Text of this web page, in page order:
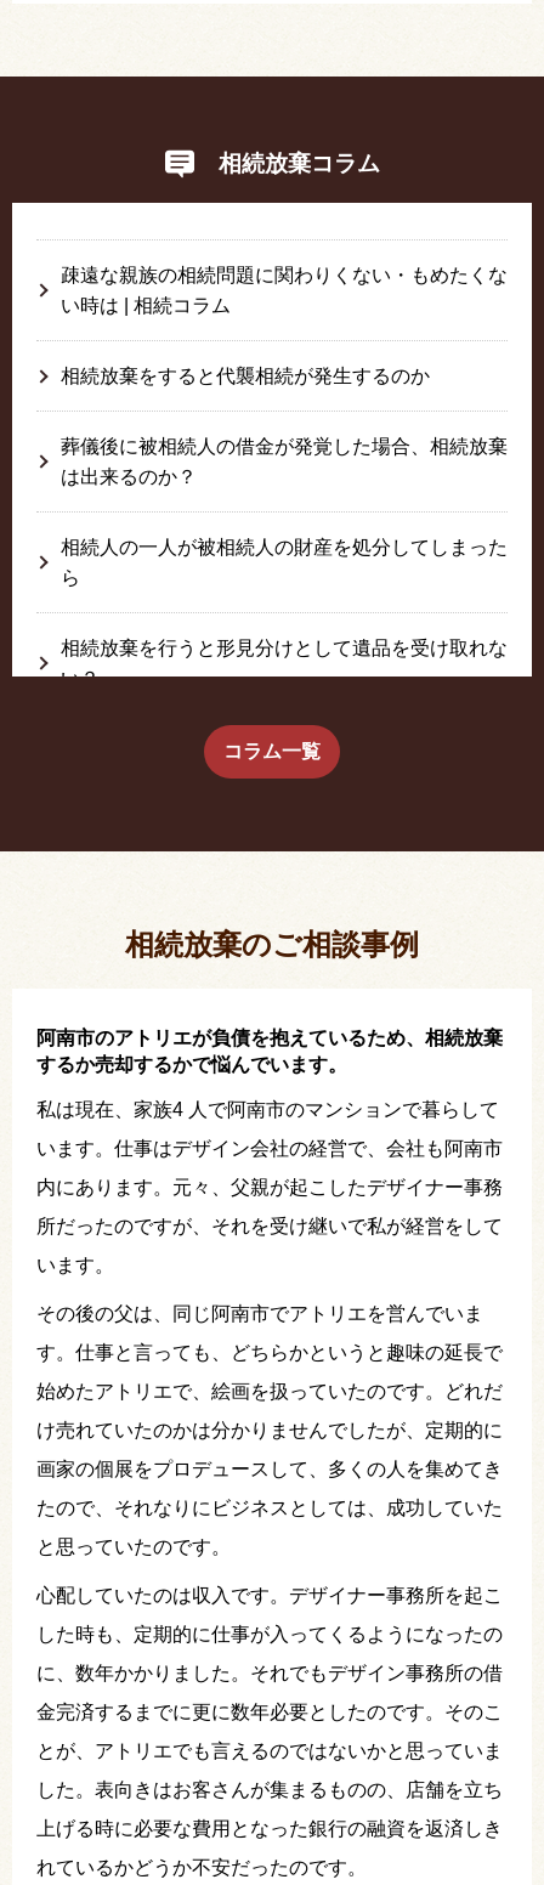
相続放棄コラム
疎遠な親族の相続問題に関わりくない・もめたくな
い時は | 相続コラム
相続放棄をすると代襲相続が発生するのか
葬儀後に被相続人の借金が発覚した場合、相続放棄
は出来るのか？
相続人の一人が被相続人の財産を処分してしまった
ら
相続放棄を行うと形見分けとして遺品を受け取れな
い？
生前に相続放棄すると約束した念書は有効か？
コラム一覧
相続放棄のご相談事例
阿南市のアトリエが負債を抱えているため、相続放棄
するか売却するかで悩んでいます。
私は現在、家族4 人で阿南市のマンションで暮らして
います。仕事はデザイン会社の経営で、会社も阿南市
内にあります。元々、父親が起こしたデザイナー事務
所だったのですが、それを受け継いで私が経営をして
います。
その後の父は、同じ阿南市でアトリエを営んでいま
す。仕事と言っても、どちらかというと趣味の延長で
始めたアトリエで、絵画を扱っていたのです。どれだ
け売れていたのかは分かりませんでしたが、定期的に
画家の個展をプロデュースして、多くの人を集めてき
たので、それなりにビジネスとしては、成功していた
と思っていたのです。
心配していたのは収入です。デザイナー事務所を起こ
した時も、定期的に仕事が入ってくるようになったの
に、数年かかりました。それでもデザイン事務所の借
金完済するまでに更に数年必要としたのです。そのこ
とが、アトリエでも言えるのではないかと思っていま
した。表向きはお客さんが集まるものの、店舗を立ち
上げる時に必要な費用となった銀行の融資を返済しき
れているかどうか不安だったのです。